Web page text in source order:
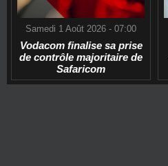
Samedi 1 Août 2026 - 07:00
Vodacom finalise sa prise
de contrôle majoritaire de
Safaricom